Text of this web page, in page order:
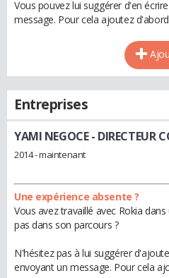
Vous pouvez lui suggérer d'en
message. Pour cela ajoutez
Entreprises
YAMI NEGOCE- DIRECTEUR
2014 - maintenant
Une expérience absente ?
Vous avez travaillé avec Rokia
pas dans son parcours ?
N'hésitez pas à lui suggérer
envoyant un message. Pour cela